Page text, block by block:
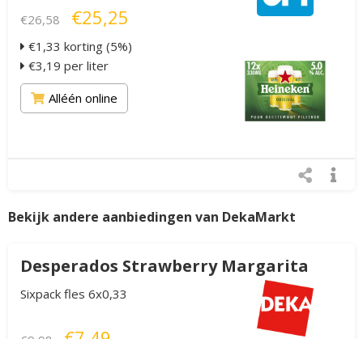
€26,58 €25,25
€1,33 korting (5%)
€3,19 per liter
Alléén online
Bekijk andere aanbiedingen van DekaMarkt
Desperados Strawberry Margarita
Sixpack fles 6x0,33